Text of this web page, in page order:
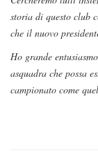
storia di questo club
che il nuovo
Ho grande
asquadra che possa
campionato come